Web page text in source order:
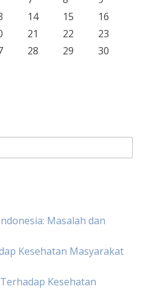
14 15
16
21 22
23
28 29
30
Masalah dan
Kesehatan Masyarakat
Kesehatan